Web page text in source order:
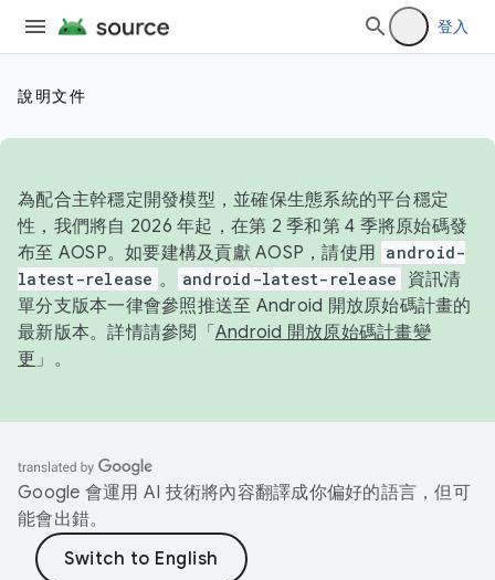
登入
說明文件
為配合主幹穩定開發模型，並確保生態系統的平台穩定
性，我們將自 2026 年起，在第 2 季和第 4 季將原始碼發
布至 AOSP。如要建構及貢獻 AOSP，請使用 android-
latest-release 。 android-latest-release
資訊清
單分支版本一律會參照推送至 Android 開放原始碼計畫的
最新版本。詳情請參閱「 Android 開放原始碼計畫變
更 」。
Google 會運用 AI 技術將內容翻譯成你偏好的語言，但可
能會出錯。